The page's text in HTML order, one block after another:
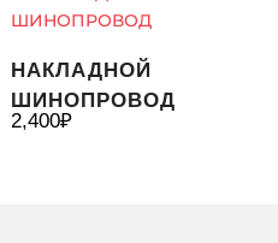
НАКЛАДНОЙ
ШИНОПРОВОД
2,400₽